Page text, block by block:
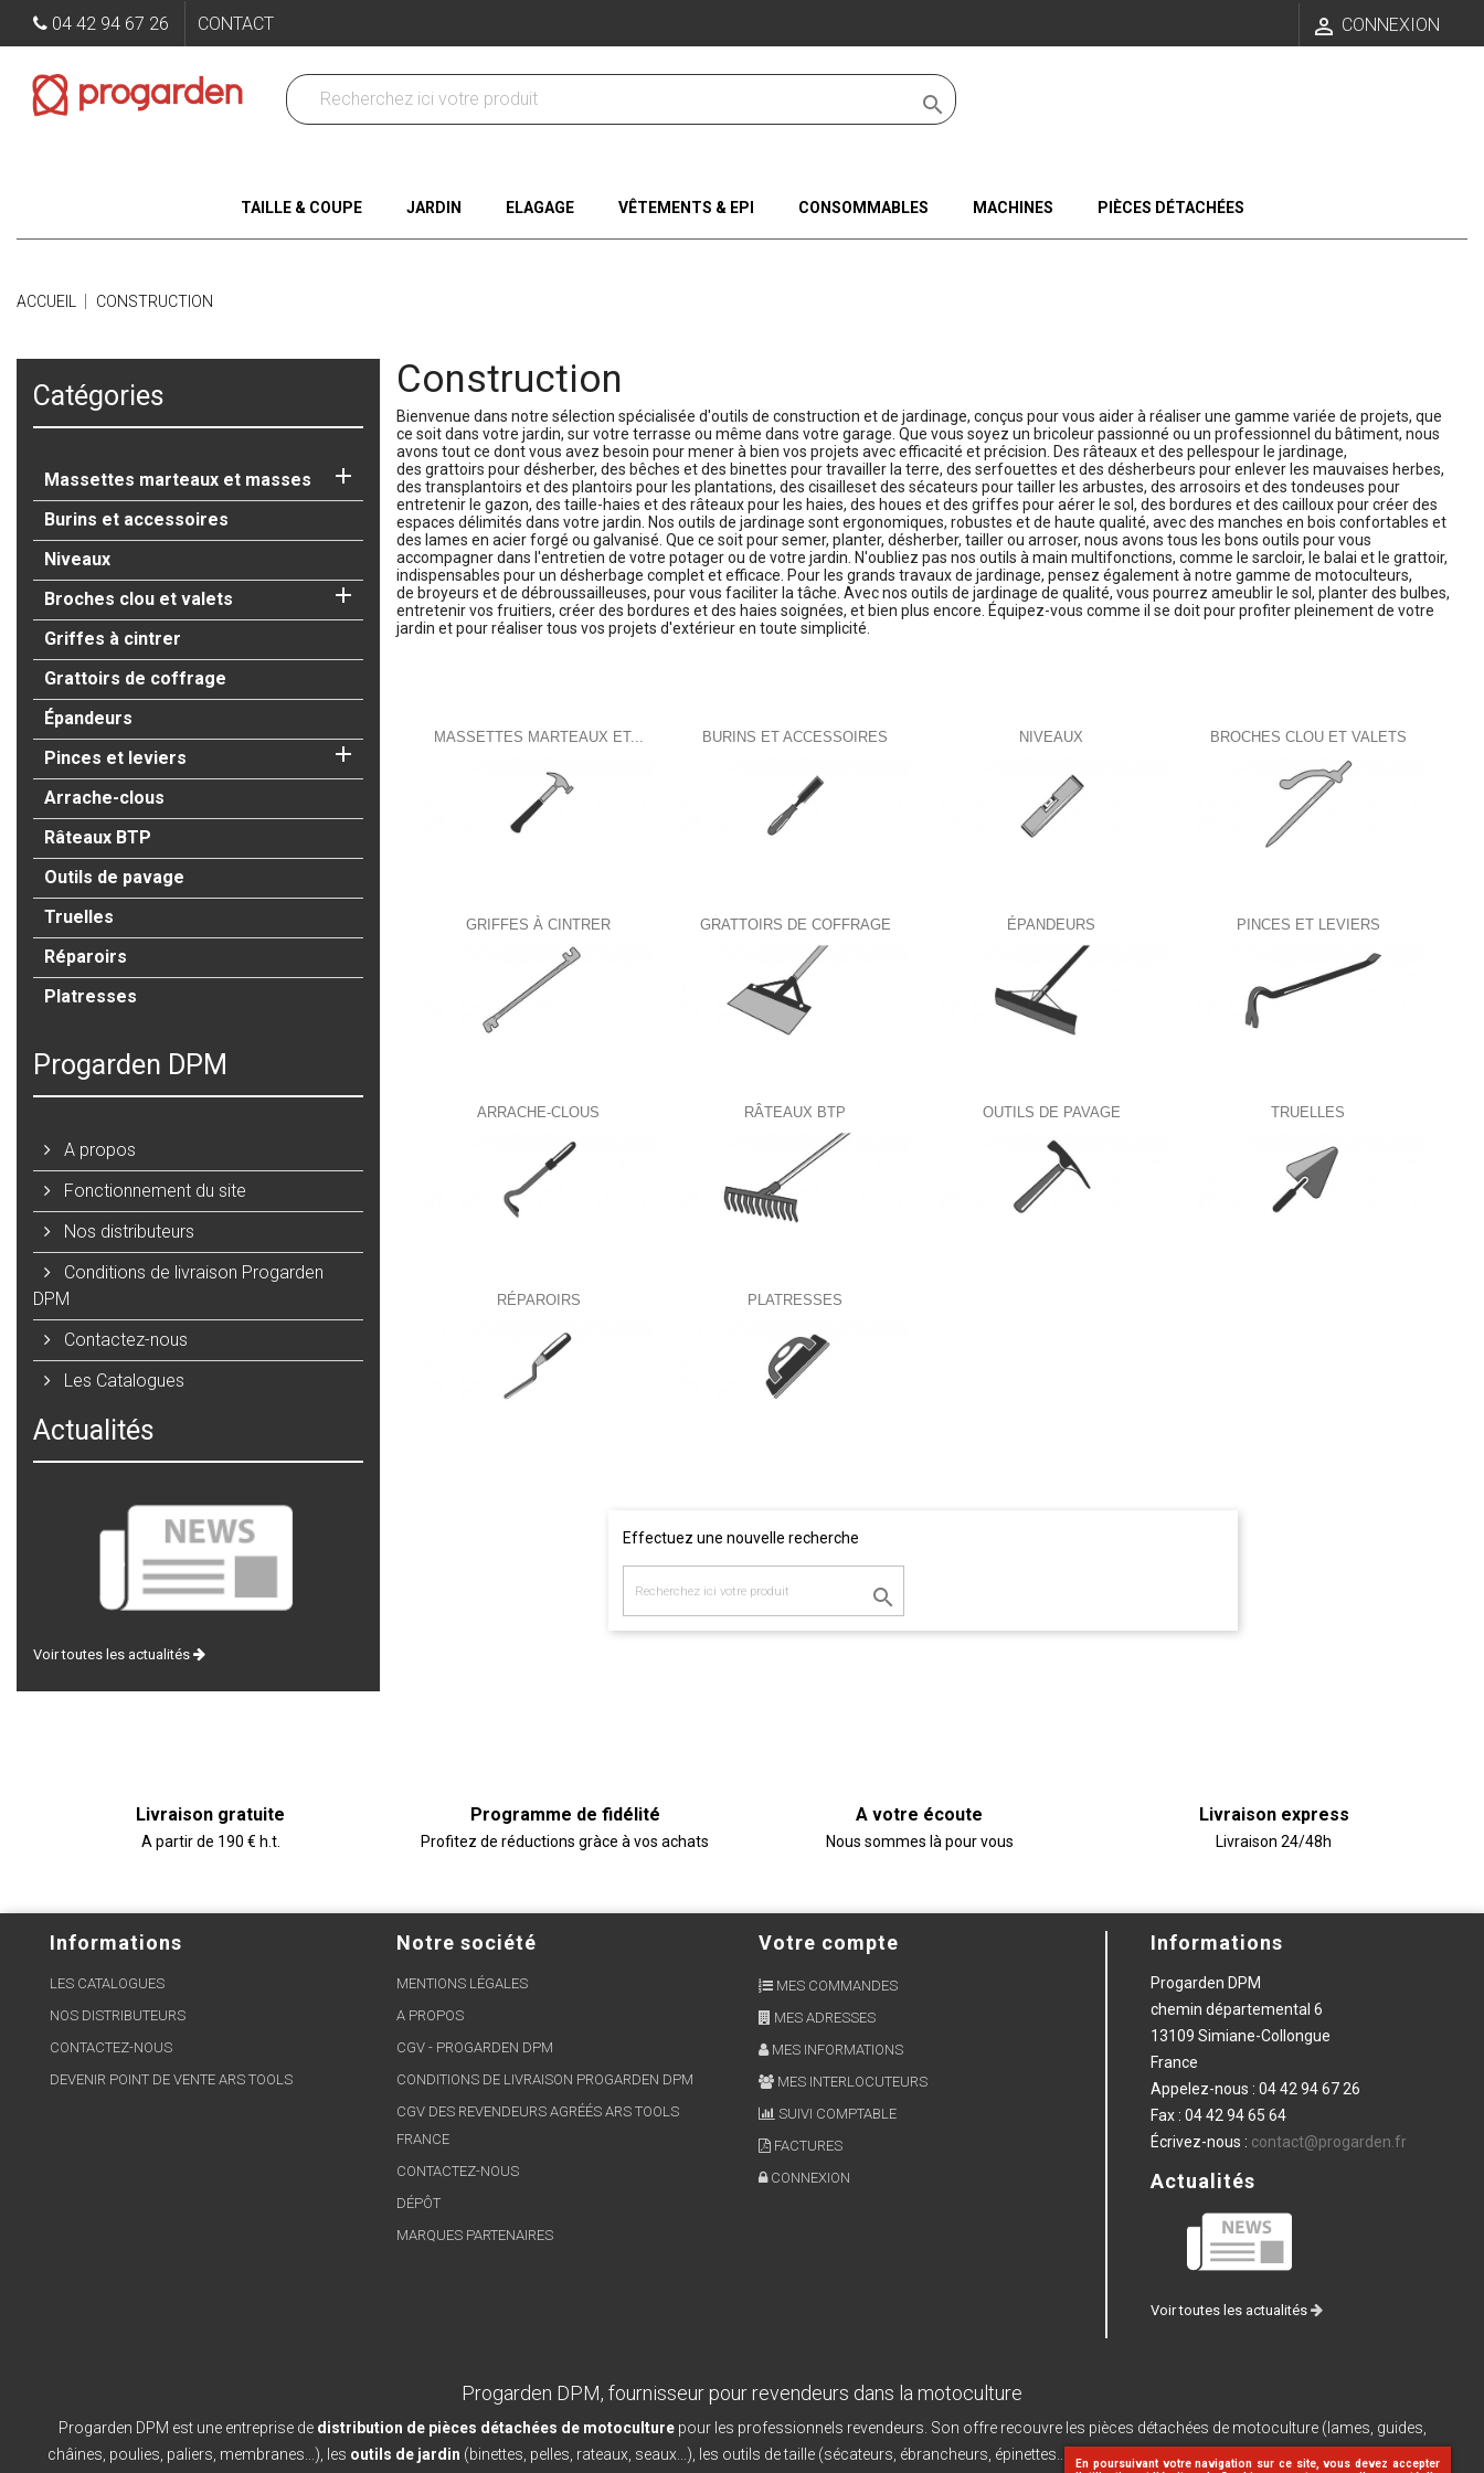
En poursuivant votre navigation sur ce site, vous devez accepter
04 42 94 67 26 CONTACT  CONNEXION

TAILLE & COUPE JARDIN ELAGAGE VÊTEMENTS & EPI CONSOMMABLES MACHINES PIÈCES DÉTACHÉES
ACCUEIL CONSTRUCTION
Catégories
Massettes marteaux et masses 
Burins et accessoires
Niveaux
Broches clou et valets

Griffes à cintrer
Grattoirs de coffrage
Épandeurs
Pinces et leviers

Arrache-clous
Râteaux BTP
Outils de pavage
Truelles
Réparoirs
Platresses
Progarden DPM
A propos
Fonctionnement du site
Nos distributeurs
Conditions de livraison Progarden
DPM
Contactez-nous
Les Catalogues
Actualités
Voir toutes les actualités
Construction
Bienvenue dans notre sélection spécialisée d'outils de construction et de jardinage, conçus pour vous aider à réaliser une gamme variée de projets, que
ce soit dans votre jardin, sur votre terrasse ou même dans votre garage. Que vous soyez un bricoleur passionné ou un professionnel du bâtiment, nous
avons tout ce dont vous avez besoin pour mener à bien vos projets avec efficacité et précision. Des râteaux et des pellespour le jardinage,
des grattoirs pour désherber, des bêches et des binettes pour travailler la terre, des serfouettes et des désherbeurs pour enlever les mauvaises herbes,
des transplantoirs et des plantoirs pour les plantations, des cisailleset des sécateurs pour tailler les arbustes, des arrosoirs et des tondeuses pour
entretenir le gazon, des taille-haies et des râteaux pour les haies, des houes et des griffes pour aérer le sol, des bordures et des cailloux pour créer des
espaces délimités dans votre jardin. Nos outils de jardinage sont ergonomiques, robustes et de haute qualité, avec des manches en bois confortables et
des lames en acier forgé ou galvanisé. Que ce soit pour semer, planter, désherber, tailler ou arroser, nous avons tous les bons outils pour vous
accompagner dans l'entretien de votre potager ou de votre jardin. N'oubliez pas nos outils à main multifonctions, comme le sarcloir, le balai et le grattoir,
indispensables pour un désherbage complet et efficace. Pour les grands travaux de jardinage, pensez également à notre gamme de motoculteurs,
de broyeurs et de débroussailleuses, pour vous faciliter la tâche. Avec nos outils de jardinage de qualité, vous pourrez ameublir le sol, planter des bulbes,
entretenir vos fruitiers, créer des bordures et des haies soignées, et bien plus encore. Équipez-vous comme il se doit pour profiter pleinement de votre
jardin et pour réaliser tous vos projets d'extérieur en toute simplicité.
MASSETTES MARTEAUX ET... BURINS ET ACCESSOIRES NIVEAUX BROCHES CLOU ET VALETS
GRIFFES À CINTRER GRATTOIRS DE COFFRAGE ÉPANDEURS PINCES ET LEVIERS
ARRACHE-CLOUS RÂTEAUX BTP OUTILS DE PAVAGE TRUELLES
RÉPAROIRS PLATRESSES
Effectuez une nouvelle recherche

Livraison gratuite
A partir de 190 € h.t.
Programme de fidélité
Profitez de réductions gràce à vos achats
A votre écoute
Nous sommes là pour vous
Livraison express
Livraison 24/48h
Informations
LES CATALOGUES
NOS DISTRIBUTEURS
CONTACTEZ-NOUS
DEVENIR POINT DE VENTE ARS TOOLS
Notre société
MENTIONS LÉGALES
A PROPOS
CGV - PROGARDEN DPM
CONDITIONS DE LIVRAISON PROGARDEN DPM
CGV DES REVENDEURS AGRÉÉS ARS TOOLS
FRANCE
CONTACTEZ-NOUS
DÉPÔT
MARQUES PARTENAIRES
Votre compte
MES COMMANDES
MES ADRESSES
MES INFORMATIONS
MES INTERLOCUTEURS
SUIVI COMPTABLE
FACTURES
CONNEXION
Informations
Progarden DPM
chemin départemental 6
13109 Simiane-Collongue
France
Appelez-nous : 04 42 94 67 26
Fax : 04 42 94 65 64
Écrivez-nous : contact@progarden.fr
Actualités
Voir toutes les actualités
Progarden DPM, fournisseur pour revendeurs dans la motoculture
Progarden DPM est une entreprise de distribution de pièces détachées de motoculturepour les professionnels revendeurs. Son offre recouvre les pièces détachées de motoculture (lames, guides,
châines, poulies, paliers, membranes...), les outils de jardin (binettes, pelles, rateaux, seaux...), les outils de taille (sécateurs, ébrancheurs, épinettes...) et leurs pièces de rechange, les
machines à batterie